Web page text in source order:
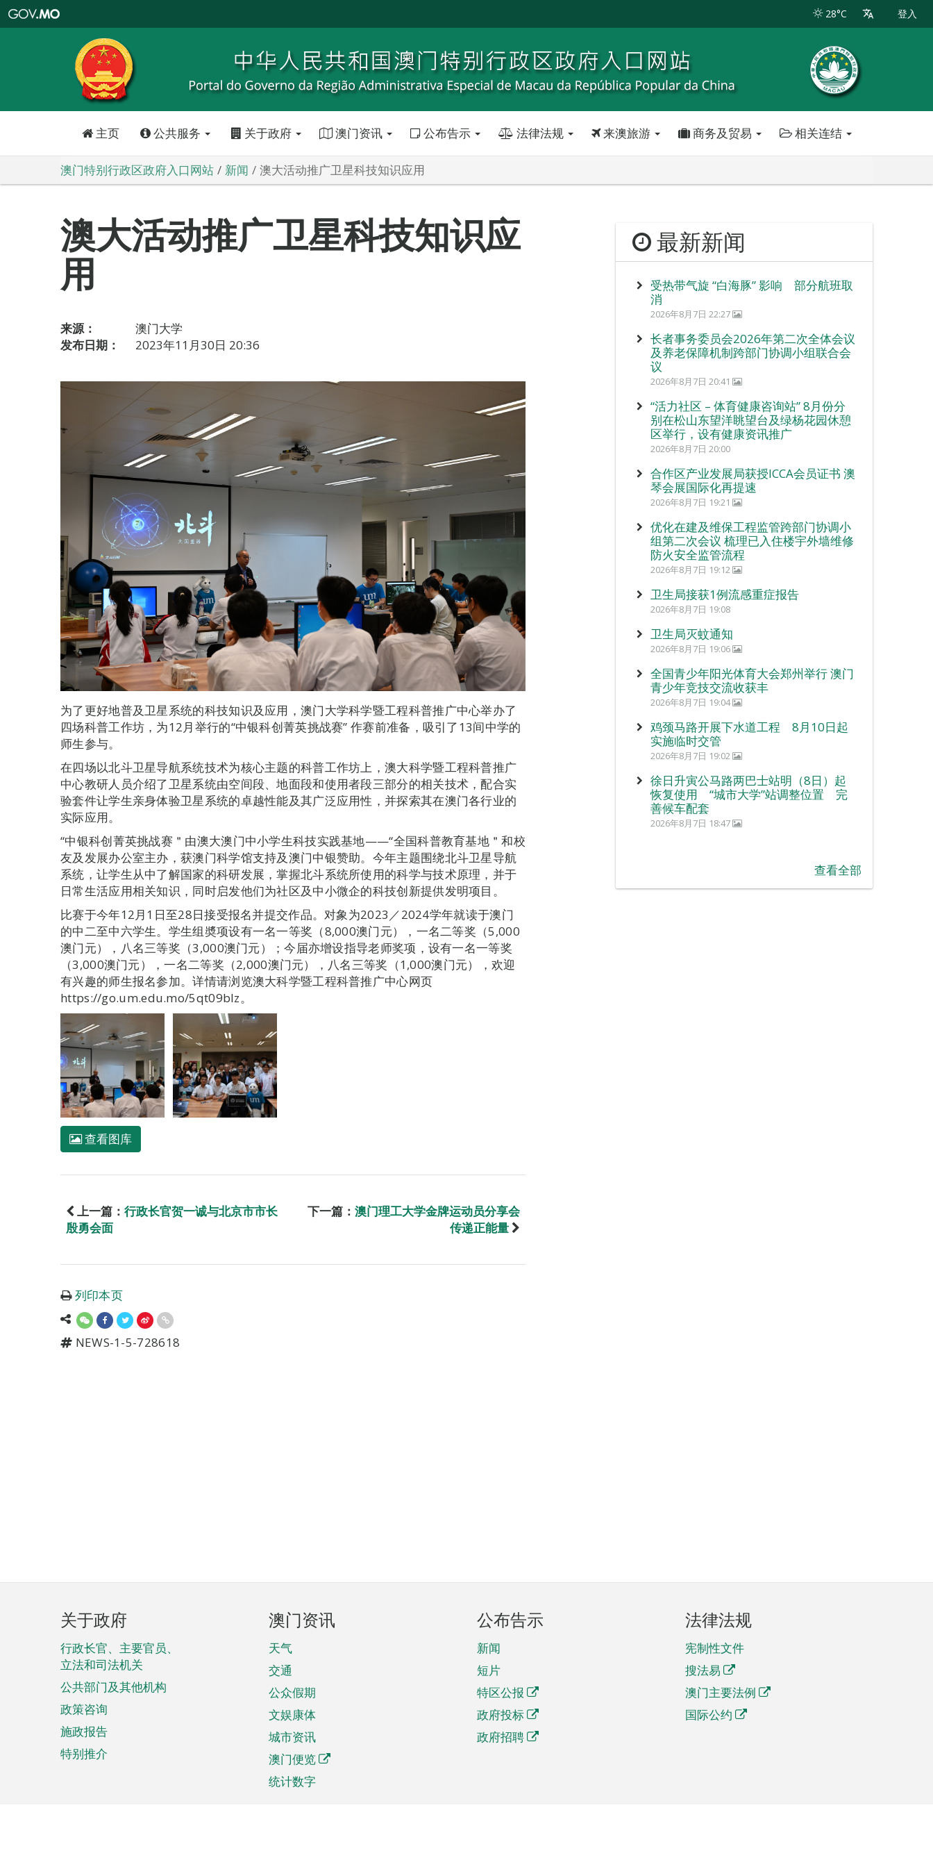
特
政
区
政
口
28°C 登入
主页 公共服务 关于政府 澳门资讯 公布告示 法律法规 来澳旅游 商务及贸易 相关连结
澳门特别行政区政府入口网站 新闻 澳大活动推广卫星科技知识应用
澳大活动推广卫星科技知识应
用
来源：
澳门大学
发布日期：
2023年11月30日 20:36
为了更好地普及卫星系统的科技知识及应用，澳门大学科学暨工程科普推广中心举办了
四场科普工作坊，为12月举行的“中银科创菁英挑战赛” 作赛前准备，吸引了13间中学的
师生参与。
在四场以北斗卫星导航系统技术为核心主题的科普工作坊上，澳大科学暨工程科普推广
中心教研人员介绍了卫星系统由空间段、地面段和使用者段三部分的相关技术，配合实
验套件让学生亲身体验卫星系统的卓越性能及其广泛应用性，并探索其在澳门各行业的
实际应用。
“中银科创菁英挑战赛＂由澳大澳门中小学生科技实践基地——“全国科普教育基地＂和校
友及发展办公室主办，获澳门科学馆支持及澳门中银赞助。今年主题围绕北斗卫星导航
系统，让学生从中了解国家的科研发展，掌握北斗系统所使用的科学与技术原理，并于
日常生活应用相关知识，同时启发他们为社区及中小微企的科技创新提供发明项目。
比赛于今年12月1日至28日接受报名并提交作品。对象为2023／2024学年就读于澳门
的中二至中六学生。学生组奬项设有一名一等奖（8,000澳门元），一名二等奖（5,000
澳门元），八名三等奖（3,000澳门元）；今届亦增设指导老师奖项，设有一名一等奖
（3,000澳门元），一名二等奖（2,000澳门元），八名三等奖（1,000澳门元），欢迎
有兴趣的师生报名参加。详情请浏览澳大科学暨工程科普推广中心网页
https://go.um.edu.mo/5qt09blz。
查看图库
上一篇： 行政长官贺一诚与北京市市长
殷勇会面
下一篇： 澳门理工大学金牌运动员分享会
传递正能量
列印本页
NEWS-1-5-728618
最新新闻
受热带气旋 “白海豚” 影响 部分航班取
消
2026年8月7日 22:27
长者事务委员会2026年第二次全体会议
及养老保障机制跨部门协调小组联合会
议
2026年8月7日 20:41
“活力社区 – 体育健康咨询站” 8月份分
别在松山东望洋眺望台及绿杨花园休憩
区举行，设有健康资讯推广
2026年8月7日 20:00
合作区产业发展局获授ICCA会员证书 澳
琴会展国际化再提速
2026年8月7日 19:21
优化在建及维保工程监管跨部门协调小
组第二次会议 梳理已入住楼宇外墙维修
防火安全监管流程
2026年8月7日 19:12
卫生局接获1例流感重症报告
2026年8月7日 19:08
卫生局灭蚊通知
2026年8月7日 19:06
全国青少年阳光体育大会郑州举行 澳门
青少年竞技交流收获丰
2026年8月7日 19:04
鸡颈马路开展下水道工程 8月10日起
实施临时交管
2026年8月7日 19:02
徐日升寅公马路两巴士站明（8日）起
恢复使用 “城市大学”站调整位置 完
善候车配套
2026年8月7日 18:47
查看全部
页
脚
菜
单
关于政府
行政长官、主要官员、
立法和司法机关
公共部门及其他机构
政策咨询
施政报告
特别推介
澳门资讯
天气
交通
公众假期
文娱康体
城市资讯
澳门便览
统计数字
公布告示
新闻
短片
特区公报
政府投标
政府招聘
法律法规
宪制性文件
搜法易
澳门主要法例
国际公约